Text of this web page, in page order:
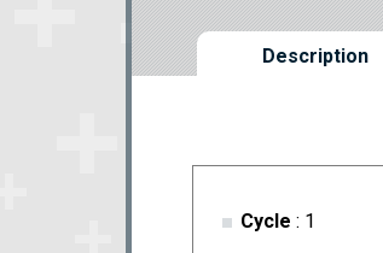
Description
Cycle : 1